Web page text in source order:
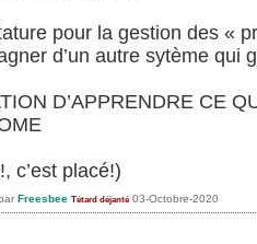
pour la gestion des «
d’un autre sytème qui
D’APPRENDRE CE
c’est placé!)
Freesbee Tétard déjanté 03-Octobre-2020